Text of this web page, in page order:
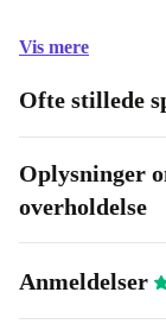
Vis mere
Ofte stillede
Oplysninger
overholdelse
Anmeldelser